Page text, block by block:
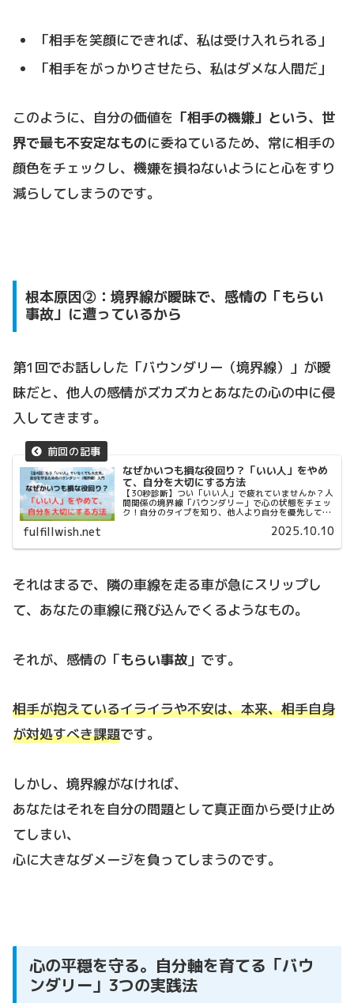
「相手を笑顔にできれば、私は受け入れられる」
「相手をがっかりさせたら、私はダメな人間だ」
このように、自分の価値を 「相手の機嫌」という、世
界で最も不安定なものに委ねているため、常に相手の
顔色をチェックし、機嫌を損ねないようにと心をすり
減らしてしまうのです。
根本原因②：境界線が曖昧で、感情の「もらい
事故」に遭っているから
第1回でお話しした「バウンダリー（境界線）」が曖
昧だと、他人の感情がズカズカとあなたの心の中に侵
入してきます。
なぜかいつも損な役回り？「いい人」をやめ
て、自分を大切にする方法
【30秒診断】つい「いい人」で疲れていませんか？人
間関係の境界線「バウンダリー」で心の状態をチェッ
ク！自分のタイプを知り、他人より自分を優先して大
fulfillwish.net 2025.10.10
それはまるで、隣の車線を走る車が急にスリップし
て、あなたの車線に飛び込んでくるようなもの。
それが、感情の「もらい事故 」です。
相手が抱えているイライラや不安は、本来、相手自身
が対処すべき課題です。
しかし、境界線がなければ、
あなたはそれを自分の問題として真正面から受け止め
てしまい、
心に大きなダメージを負ってしまうのです。
心の平穏を守る。自分軸を育てる「バウ
ンダリー」3つの実践法